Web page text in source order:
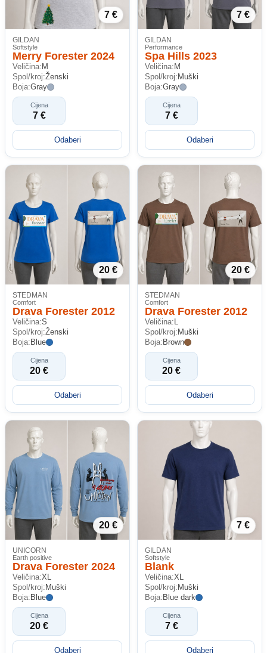
7 €
GILDAN
Softstyle
Merry Forester 2024
Veličina: M
Spol/kroj:Ženski
Boja:Gray
Cijena
7 €
Odaberi
7 €
GILDAN
Performance
Spa Hills 2023
Veličina: M
Spol/kroj: Muški
Boja:Gray
Cijena
7 €
Odaberi
20 €
STEDMAN
Comfort
Drava Forester 2012
Veličina:S
Spol/kroj:Ženski
Boja: Blue
Cijena
20 €
Odaberi
20 €
STEDMAN
Comfort
Drava Forester 2012
Veličina: L
Spol/kroj: Muški
Boja: Brown
Cijena
20 €
Odaberi
20 €
UNICORN
Earth positive
Drava Forester 2024
Veličina:XL
Spol/kroj: Muški
Boja: Blue
Cijena
20 €
Odaberi
7 €
GILDAN
Softstyle
Blank
Veličina:XL
Spol/kroj: Muški
Boja: Blue dark
Cijena
7 €
Odaberi